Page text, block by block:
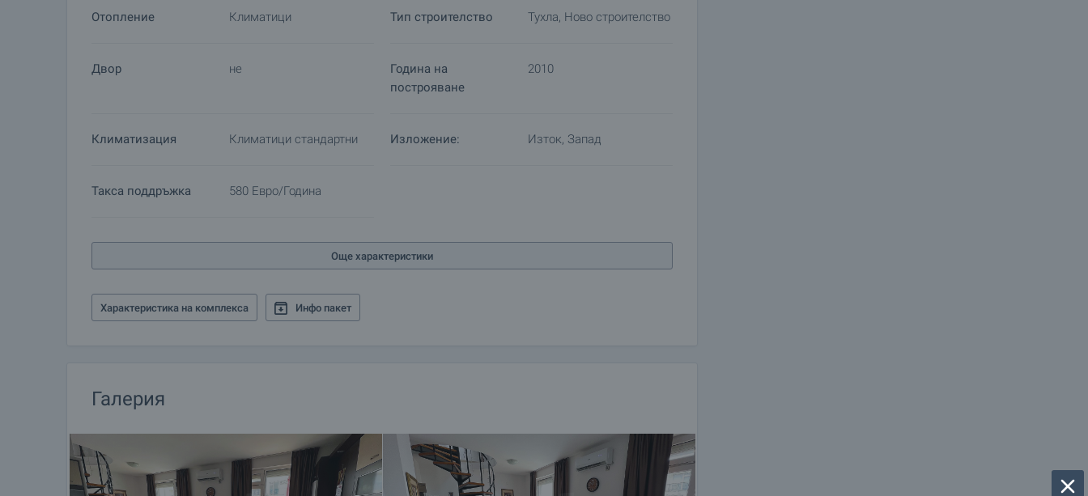
на новозакупения имот. Услугите, които можем да предложим, включват застраховка на движимо и
Отопление Климатици Тип строителство Тухла, Ново строителство
Двор не
Година на
построяване
2010
Климатизация Климатици стандартни Изложение: Изток, Запад
Такса поддръжка 580 Евро/година
Още характеристики
Характеристика на комплекса Инфо пакет
Галерия